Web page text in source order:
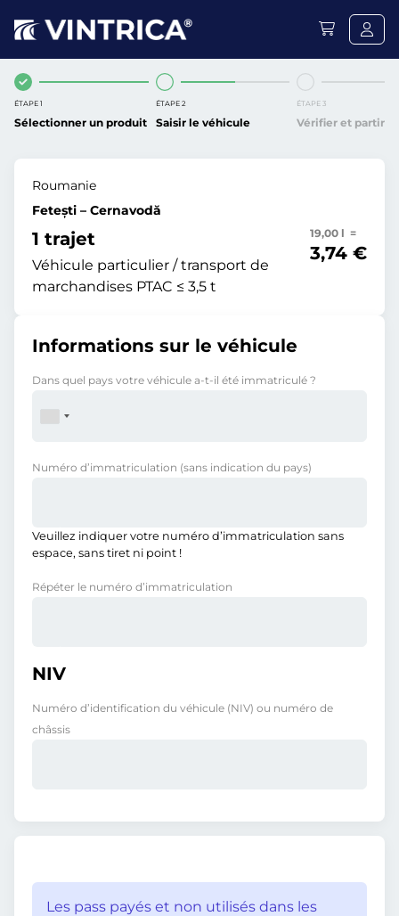
ÉTAPE 1
Sélectionner un produit
ÉTAPE 2
Saisir le véhicule
ÉTAPE 3
Vérifier et partir
Roumanie
Fetești – Cernavodă
1 trajet
Véhicule particulier / transport de
marchandises PTAC ≤ 3,5 t
19,00 l =
3,74 €
Informations sur le véhicule
Dans quel pays votre véhicule a-t-il été immatriculé ?
Numéro d’immatriculation (sans indication du pays)
Veuillez indiquer votre numéro d’immatriculation sans
espace, sans tiret ni point !
Répéter le numéro d’immatriculation
NIV
Numéro d’identification du véhicule (NIV) ou numéro de
châssis
Les pass payés et non utilisés dans les